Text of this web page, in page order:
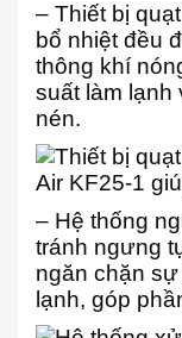
– Thiết bị
bổ nhiệt đều
thông khí
suất làm lạnh
nén.
– Hệ thống
tránh ngưng
ngăn chặn
lạnh, góp